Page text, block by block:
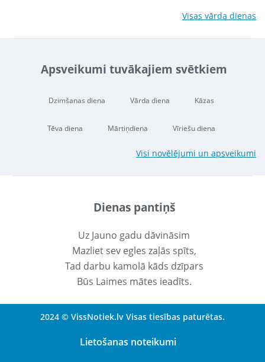
Visas vārda dienas
Apsveikumi tuvākajiem svētkiem
Dzimšanas diena Vārda diena Kāzas
Tēva diena Mārtiņdiena Vīriešu diena
Visi novēlējumi un apsveikumi
Dienas pantiņš
Uz Jauno gadu dāvināsim
Mazliet sev egles zaļās spīts,
Tad darbu kamolā kāds dzīpars
Būs Laimes mātes ieadīts.
2024 © VissNotiek.lv Visas tiesības paturētas.
Lietošanas noteikumi